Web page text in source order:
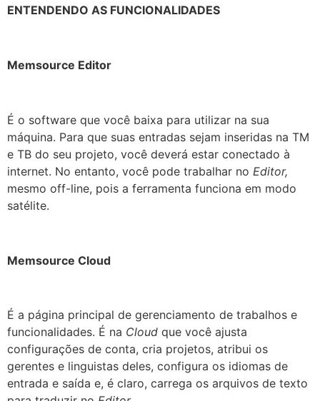
ENTENDENDO AS FUNCIONALIDADES
Memsource Editor
É o software que você baixa para utilizar na sua
máquina. Para que suas entradas sejam inseridas na TM
e TB do seu projeto, você deverá estar conectado à
internet. No entanto, você pode trabalhar no Editor,
mesmo off-line, pois a ferramenta funciona em modo
satélite.
Memsource Cloud
É a página principal de gerenciamento de trabalhos e
funcionalidades. É na Cloud que você ajusta
configurações de conta, cria projetos, atribui os
gerentes e linguistas deles, configura os idiomas de
entrada e saída e, é claro, carrega os arquivos de texto